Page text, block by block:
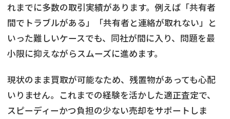
れまでに多数の取引実績があります。例えば「共有者
間でトラブルがある」「共有者と連絡が取れない」と
いった難しいケースでも、同社が間に入り、問題を最
小限に抑えながらスムーズに進めます。
現状のまま買取が可能なため、残置物があっても心配
いりません。これまでの経験を活かした適正査定で、
スピーディーかつ負担の少ない売却をサポートしま